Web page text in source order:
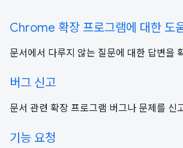
Chrome 확장 프로그램에 대한 도
문서에서 다루지 않는 질문에 대한 답변을
버그 신고
문서 관련 확장 프로그램 버그나 문제를 신
기능 요청